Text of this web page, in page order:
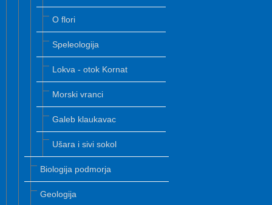
O flori
Speleologija
Lokva - otok Kornat
Morski vranci
Galeb klaukavac
Ušara i sivi sokol
Biologija podmorja
Geologija